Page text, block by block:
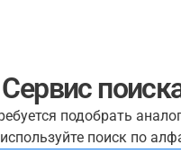
Сервис
подобрать
поиск по